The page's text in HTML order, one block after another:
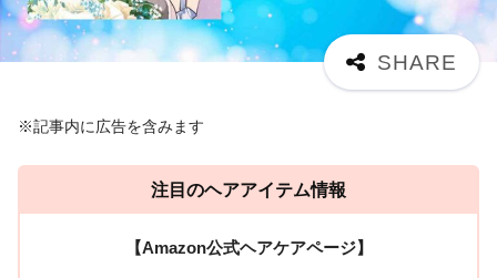
※記事内に広告を含みます
注目のヘアアイテム情報
【Amazon公式ヘアケアページ】